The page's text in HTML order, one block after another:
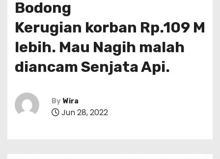
Bodong
Kerugian korban Rp.109 M
lebih. Mau Nagih malah
diancam Senjata Api.
By Wira
Jun 28, 2022